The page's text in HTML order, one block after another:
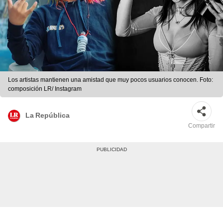
Los artistas mantienen una amistad que muy pocos usuarios conocen. Foto:
composición LR/ Instagram
La República
Compartir